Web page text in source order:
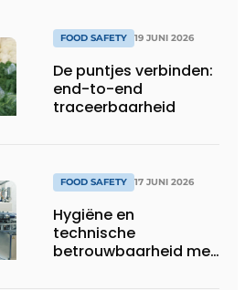
FOOD SAFETY 19 JUNI 2026
De puntjes verbinden:
end-to-end
traceerbaarheid
FOOD SAFETY 17 JUNI 2026
Hygiëne en
technische
betrouwbaarheid met